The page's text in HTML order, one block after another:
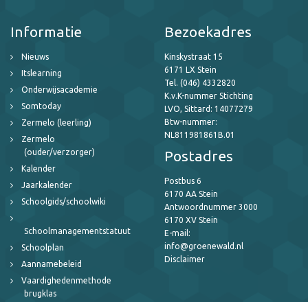
Informatie
Nieuws
Itslearning
Onderwijsacademie
Somtoday
Zermelo (leerling)
Zermelo
(ouder/verzorger)
Kalender
Jaarkalender
Schoolgids/schoolwiki
Schoolmanagementstatuut
Schoolplan
Aannamebeleid
Vaardighedenmethode
brugklas
Bezoekadres
Kinskystraat 15
6171 LX Stein
Tel. (046) 4332820
K.v.K-nummer Stichting
LVO, Sittard: 14077279
Btw-nummer:
NL811981861B.01
Postadres
Postbus 6
6170 AA Stein
Antwoordnummer 3000
6170 XV Stein
E-mail:
info@groenewald.nl
Disclaimer